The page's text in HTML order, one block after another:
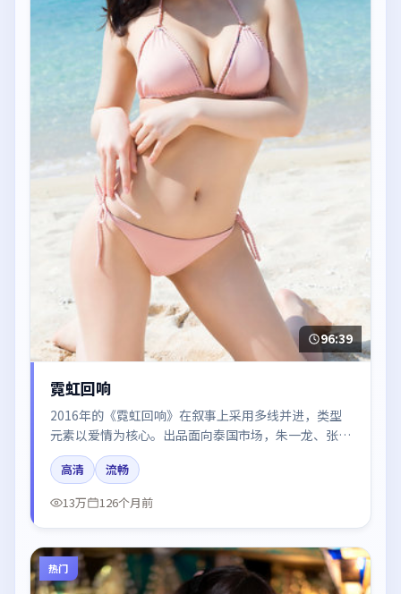
96:39
霓虹回响
2016年的《霓虹回响》在叙事上采用多线并进，类型
元素以爱情为核心。出品面向泰国市场，朱一龙、张子
枫、段奕宏、沈腾、廖凡所饰角色推动关键反转，结尾
留白引发讨论。
高清
流畅
13万
126个月前
热门